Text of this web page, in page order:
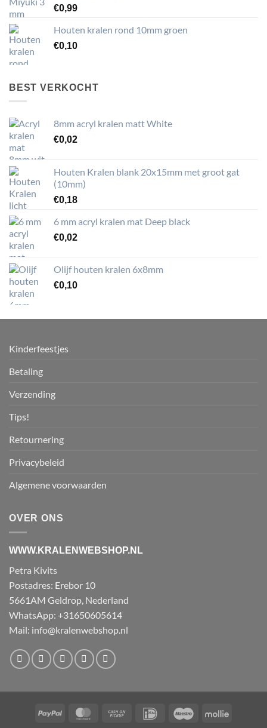
€0,99
Houten kralen rond 10mm groen
€0,10
BEST VERKOCHT
8mm acryl kralen matt White
€0,02
Houten Kralen blank 20x15mm met groot gat
(10mm)
€0,18
6 mm acryl kralen mat Deep black
€0,02
Olijf houten kralen 6x8mm
€0,10
Kinderfeestjes
Betaling
Verzending
Tips!
Retournering
Privacybeleid
Algemene voorwaarden
OVER ONS
WWW.KRALENWEBSHOP.NL
Petra Kivits
Postadres: Erebor 10
5661AM Geldrop, Nederland
WhatsApp: +31650605614
Mail: info@kralenwebshop.nl
PayPal MasterCardCash
IDeal Maestro Mollie